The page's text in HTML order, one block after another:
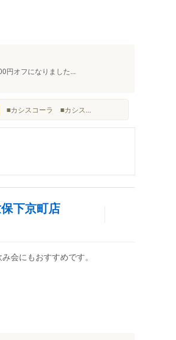
円オフになりました...
■カシスコーラ ■カシス...
下京町店
会にもおすすめです。